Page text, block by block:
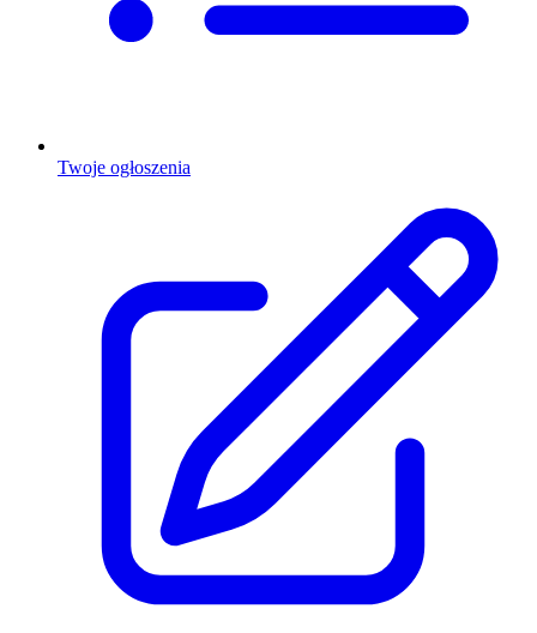
Twoje ogłoszenia